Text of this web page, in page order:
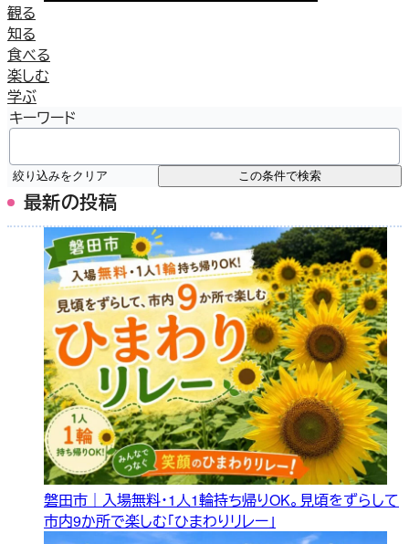
観る
知る
食べる
楽しむ
学ぶ
キーワード
絞り込みをクリア この条件で検索
最新の投稿
磐田市｜入場無料・1人1輪持ち帰りOK。見頃をずらして
市内9か所で楽しむ「ひまわりリレー」